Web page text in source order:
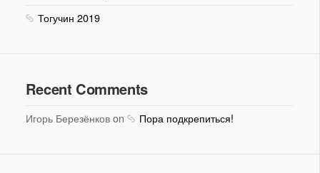
Тогучин 2019
Recent Comments
Игорь Березёнков on Пора подкрепиться!